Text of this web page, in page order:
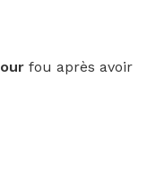
fou après avoir